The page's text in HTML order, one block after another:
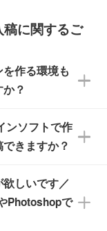
と、おおよ
けます。
をお願いい
す。
す。各商
クなど)
っていま
い状態で
オリジナル
、海外への
めご了承く
に関するご
作る環境も
？
を使えば、
成できま
ンソフトで作
きますか？
などのデ
を作成した
しいです／
Photoshopで